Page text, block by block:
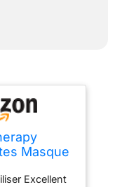
Masque
100 ml,
Excellent